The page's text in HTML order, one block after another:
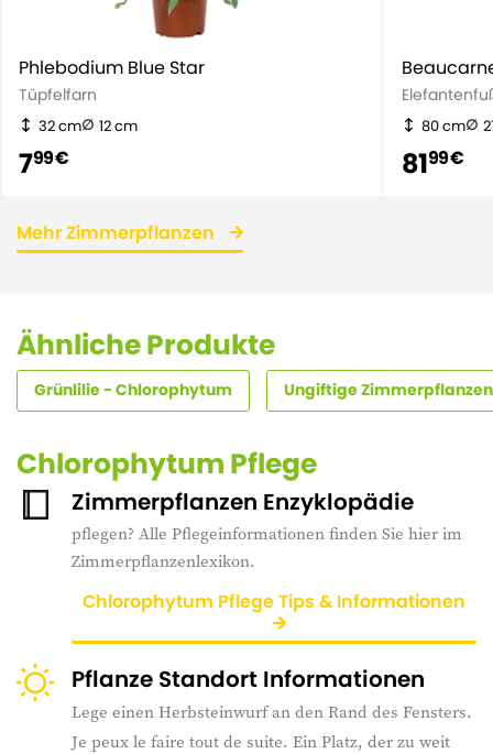
Phlebodium Blue Star
Tüpfelfarn
32 cm 12 cm
799 €
80 cm
8199 €
Mehr Zimmerpflanzen
Ähnliche Produkte
Grünlilie - Chlorophytum Ungiftige Zimmerpflanzen
Chlorophytum Pflege
Zimmerpflanzen Enzyklopädie
pflegen? Alle Pflegeinformationen finden Sie hier im
Zimmerpflanzenlexikon.
Chlorophytum Pflege Tips & Informationen
Pflanze Standort Informationen
Lege einen Herbsteinwurf an den Rand des Fensters.
Je peux le faire tout de suite. Ein Platz, der zu weit